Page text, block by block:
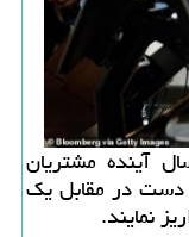
آینده مشتریان
دست در مقابل یك
نمایند.